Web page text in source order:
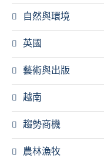
自然與環境
英國
藝術與出版
越南
趨勢商機
農林漁牧